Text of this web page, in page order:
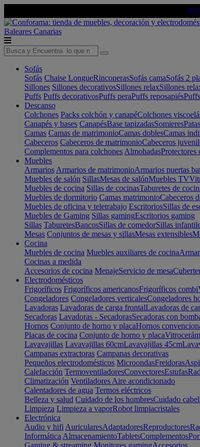
Baleares Canarias
Sofás
Sofás Chaise LongueRinconerasSofás camaSofás 2
Sillones Sillones decorativosSillones relaxSillones
Puffs Puffs decorativosPuffs peraPuffs reposapiés
Descanso
Colchones Packs colchón y canapéColchones
Canapés y bases CanapésBase tapizadasSomieres
Camas Camas de matrimonioCamas doblesCamas
Cabeceros Cabeceros de matrimonioCabeceros
Complementos para colchones AlmohadasProtectores
Muebles
Armarios Armarios de matrimonioArmarios puertas
Muebles de salón SillasMesas de salónMuebles TV
Muebles de cocina Sillas de cocinasTaburetes de
Muebles de dormitorio Camas matrimonioCabeceros
Muebles de oficina y teletrabajo EscritoriosSillas de
Muebles de Gaming Sillas gamingEscritorios gaming
Sillas TaburetesBancosSillas de comedorSillas
Mesas Conjuntos de mesas y sillasMesas extensibles
Cocina
Muebles de cocina Muebles auxiliares de cocina
Cocinas a medida
Accesorios de cocina MenajeServicio de mesa
Electrodomésticos
Frigoríficos Frigoríficos americanosFrigoríficos combi
Congeladores Congeladores verticalesCongeladores
Lavadoras Lavadoras de carga frontalLavadoras de
Secadoras Lavadoras - SecadorasSecadoras con
Hornos Conjunto de horno y placaHornos
Placas de cocina Conjunto de horno y placa
Lavavajillas Lavavajillas 60cmLavavajillas 45cm
Campanas extractoras Campanas decorativas
Pequeños electrodomésticos MicroondasFreidoras
Calefacción TermoventiladoresConvectoresEstufas
Climatización Ventiladores Aire acondicionado
Calentadores de agua Termos eléctricos
Belleza y salud Cuidado de los hombresCuidado
Limpieza Limpieza a vaporRobot limpiacristales
Electrónica
Audio y hifi AuricularesAdaptadoresReproductores
Informática AlmacenamientoTabletsComplementos
Gaming & streaming Monitores gamingAccesorios